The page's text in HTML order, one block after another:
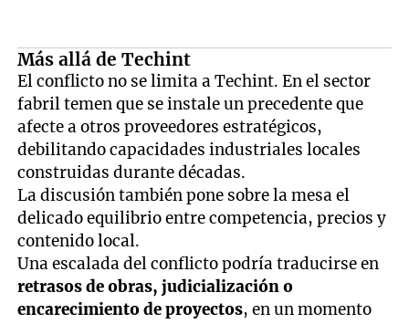
Más allá de Techint
El conflicto no se limita a Techint. En el sector
fabril temen que se instale un precedente que
afecte a otros proveedores estratégicos,
debilitando capacidades industriales locales
construidas durante décadas.
La discusión también pone sobre la mesa el
delicado equilibrio entre competencia, precios y
contenido local.
Una escalada del conflicto podría traducirse en
retrasos de obras, judicialización o
encarecimiento de proyectos, en un momento